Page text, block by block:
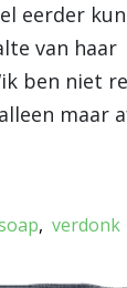
eerder
van haar
ben niet
maar
verdonk